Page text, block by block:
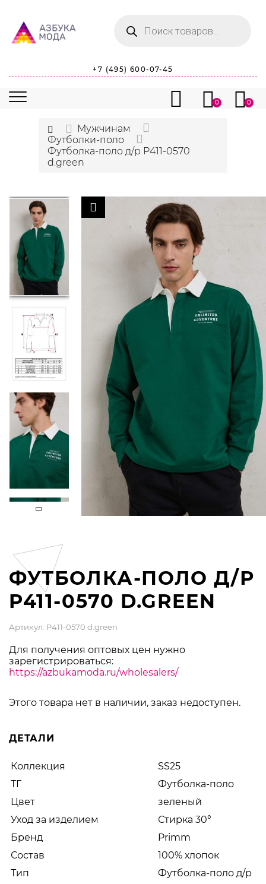
товаров
+7 (495) 600-07-45
0 0
Мужчинам
Футболки-поло
Футболка-поло д/р P411-0570
d.green
ФУТБОЛКА-ПОЛО Д/Р
P411-0570 D.GREEN
Артикул: P411-0570 d.green
Для получения оптовых цен нужно
зарегистрироваться:
https://azbukamoda.ru/wholesalers/
Этого товара нет в наличии, заказ недоступен.
ДЕТАЛИ
Коллекция
SS25
ТГ
Футболка-поло
Цвет
зеленый
Уход за изделием
Стирка 30°
Бренд
Primm
Состав
100% хлопок
Тип
Футболка-поло д/р